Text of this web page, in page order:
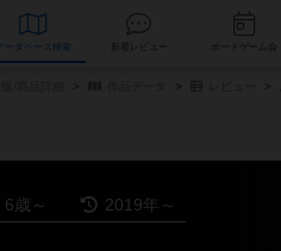
データベース
6歳～ 2019年～